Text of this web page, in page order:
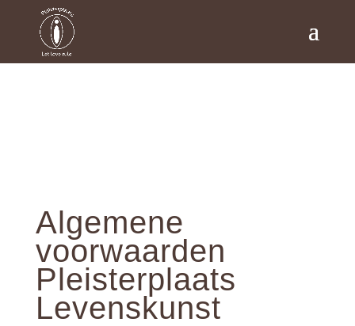
Algemene
voorwaarden
Pleisterplaats
Levenskunst